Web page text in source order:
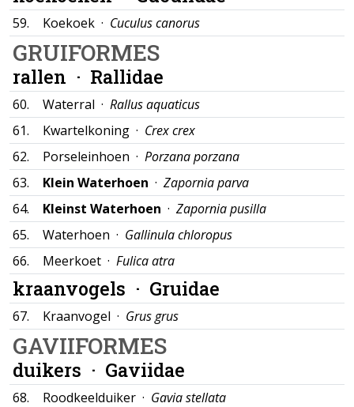
59. Koekoek · Cuculus canorus
GRUIFORMES
rallen · Rallidae
60. Waterral · Rallus aquaticus
61.
Kwartelkoning · Crex crex
62.
Porseleinhoen · Porzana porzana
63.
Klein Waterhoen · Zapornia parva
64.
Kleinst Waterhoen · Zapornia pusilla
65.
Waterhoen · Gallinula chloropus
66.
Meerkoet · Fulica atra
kraanvogels · Gruidae
67. Kraanvogel · Grus grus
GAVIIFORMES
duikers · Gaviidae
68. Roodkeelduiker · Gavia stellata